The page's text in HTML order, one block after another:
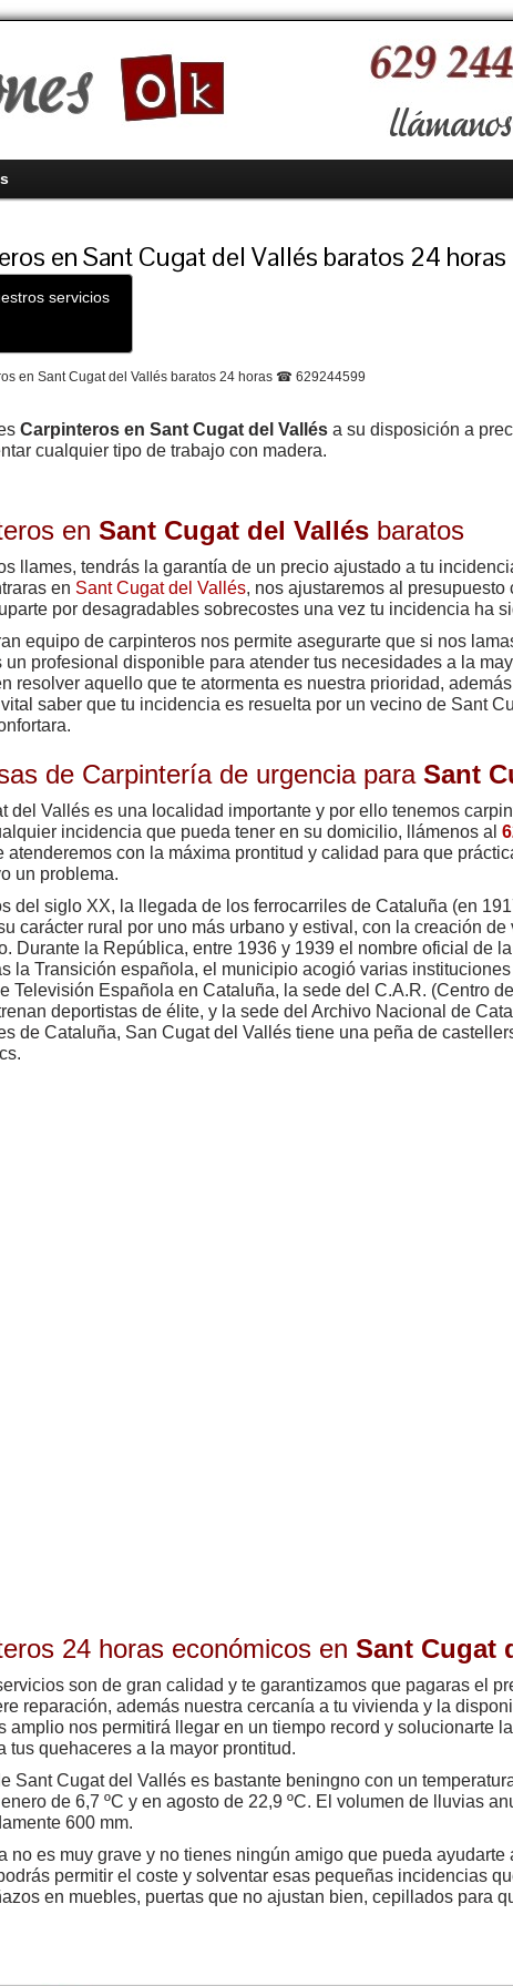
en Sant Cugat del Vallés baratos 24 horas
servicios
Carpinteros en Sant Cugat del Vallés a su disposición a
cualquier tipo de trabajo con madera.
en Sant Cugat del Vallés baratos
llames, tendrás la garantía de un precio ajustado a tu
en Sant Cugat del Vallés, nos ajustaremos al presupuesto
por desagradables sobrecostes una vez tu incidencia ha
equipo de carpinteros nos permite asegurarte que si nos
un profesional disponible para atender tus necesidades a la
resolver aquello que te atormenta es nuestra prioridad,
saber que tu incidencia es resuelta por un vecino de Sant
de Carpintería de urgencia para Sant
del Vallés es una localidad importante y por ello tenemos
incidencia que pueda tener en su domicilio, llámenos al
atenderemos con la máxima prontitud y calidad para que
un problema.
del siglo XX, la llegada de los ferrocarriles de Cataluña (en
carácter rural por uno más urbano y estival, con la creación
Durante la República, entre 1936 y 1939 el nombre oficial de
la Transición española, el municipio acogió varias
Televisión Española en Cataluña, la sede del C.A.R. (Centro
deportistas de élite, y la sede del Archivo Nacional de
de Cataluña, San Cugat del Vallés tiene una peña de
24 horas económicos en Sant Cugat
son de gran calidad y te garantizamos que pagaras el
reparación, además nuestra cercanía a tu vivienda y la
amplio nos permitirá llegar en un tiempo record y solucionarte
tus quehaceres a la mayor prontitud.
Sant Cugat del Vallés es bastante beningno con un
de 6,7 ºC y en agosto de 22,9 ºC. El volumen de lluvias
600 mm.
no es muy grave y no tienes ningún amigo que pueda ayudarte
permitir el coste y solventar esas pequeñas incidencias
en muebles, puertas que no ajustan bien, cepillados para